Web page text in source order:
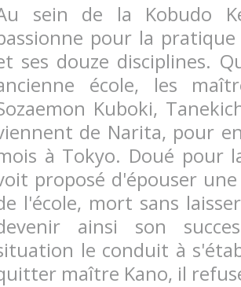
sein de la Kobudo
pour la
ses douze disciplines.
école, les
Kuboki,
de Narita, pour
à Tokyo. Doué pour
proposé d'épouser
l'école, mort sans
ainsi son
le conduit à
maître Kano, il